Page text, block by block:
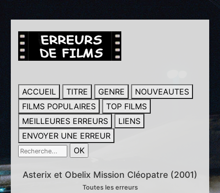
ACCUEIL TITRE GENRE
NOUVEAUTES
FILMS POPULAIRES
TOP FILMS
MEILLEURES ERREURS
LIENS
ENVOYER UNE ERREUR
Asterix et Obelix Mission Cléopatre (2001)
Toutes les erreurs